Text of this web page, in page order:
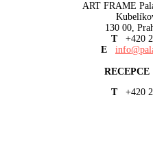
ART FRAME
130 00,
T +420
E
RECEPCE
T +420